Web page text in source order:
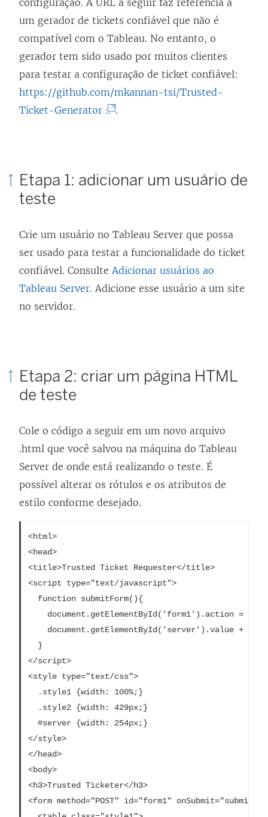
configuração. A URL a seguir faz referência a
um gerador de tickets confiável que não é
compatível com o Tableau. No entanto, o
gerador tem sido usado por muitos clientes
para testar a configuração de ticket confiável:
https://github.com/mkannan-tsi/Trusted-
Ticket-Generator(
n
b
r
e
e
a
n
e
l
a
)
.
Etapa 1: adicionar um usuário de
teste
Crie um usuário no Tableau Server que possa
ser usado para testar a funcionalidade do ticket
confiável. ConsulteAdicionar usuários ao
Tableau Server. Adicione esse usuário a um site
no servidor.
Etapa 2: criar um página HTML
de teste
Cole o código a seguir em um novo arquivo
.html que você salvou na máquina do Tableau
Server de onde está realizando o teste. É
possível alterar os rótulos e os atributos de
estilo conforme desejado.
<html>
<head>
<title>Trusted Ticket Requester</title>
<script type="text/javascript">
  function submitForm(){
    document.getElementById('form1').action =
document.getElementById('server').value + "/
  }
</script>
<style type="text/css">
  .style1 {width: 100%;}
  .style2 {width: 429px;}
  #server {width: 254px;}
</style>
</head>
<body>
<h3>Trusted Ticketer</h3>
<form method="POST" id="form1"